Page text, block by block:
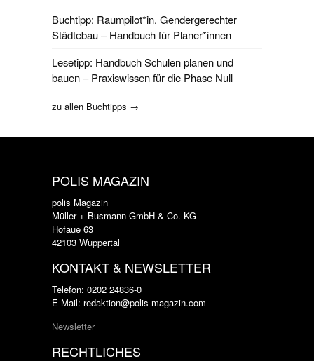
Buchtipp: Raumpilot*in. Gendergerechter
Städtebau – Handbuch für Planer*innen
Lesetipp: Handbuch Schulen planen und
bauen – Praxiswissen für die Phase Null
zu allen Buchtipps →
POLIS MAGAZIN
polis Magazin
Müller + Busmann GmbH & Co. KG
Hofaue 63
42103 Wuppertal
KONTAKT & NEWSLETTER
Telefon: 0202 24836-0
E-Mail: redaktion@polis-magazin.com
Newsletter
RECHTLICHES